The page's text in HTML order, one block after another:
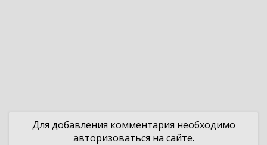
Для добавления комментария необходимо
авторизоваться на сайте.